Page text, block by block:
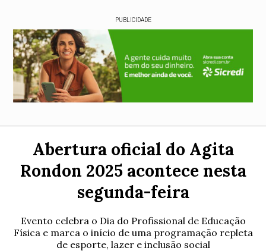
PUBLICIDADE
Abertura oficial do Agita
Rondon 2025 acontece nesta
segunda-feira
Evento celebra o Dia do Profissional de Educação
Física e marca o início de uma programação repleta
de esporte, lazer e inclusão social